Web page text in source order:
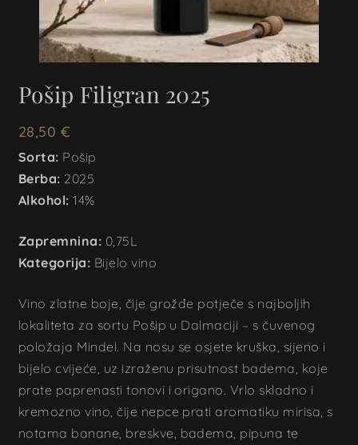
Pošip Filigran 2025
28,50 €
Sorta: Pošip
Berba: 2025
Alkohol: 14%
Zapremnina: 0,75L
Kategorija: Bijelo vino
Vino zlatne boje, čije grožđe potječe s najboljih
lokaliteta za sortu Pošip u Dalmaciji – s čuvenog
položaja Mindel. Na nosu se osjete kruška, sijeno i
bijelo cvijeće, uz izraženu prisutnost badema, koje
prate paprenasti tonovi i origano. Vrlo skladno i
kremozno vino, čije nepce prati aromatiku mirisa, s
notama banane, breskve, badema, pipuna te